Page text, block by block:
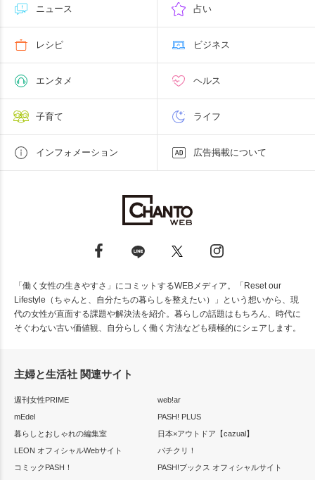
ニュース 占い
レシピ ビジネス
エンタメ ヘルス
子育て ライフ
インフォメーション 広告掲載について
「働く女性の生きやすさ」にコミットするWEBメディア。「Reset our
Lifestyle（ちゃんと、自分たちの暮らしを整えたい）」という想いから、現
代の女性が直面する課題や解決法を紹介。暮らしの話題はもちろん、時代に
そぐわない古い価値観、自分らしく働く方法なども積極的にシェアします。
主婦と生活社 関連サイト
週刊女性PRIME
web!ar
mEdel
PASH! PLUS
暮らしとおしゃれの編集室
日本×アウトドア【cazual】
LEON オフィシャルWebサイト
パチクリ！
コミックPASH！
PASH!ブックス オフィシャルサイト